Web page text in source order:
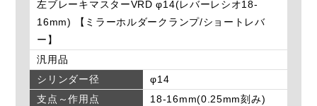
左ブレーキマスターVRD φ14(レバーレシオ18-
16mm) 【ミラーホルダークランプ/ショートレバ
ー】
汎用品
シリンダー径
φ14
支点～作用点
18-16mm(0.25mm刻み)